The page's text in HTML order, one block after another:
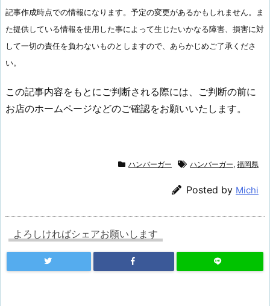
記事作成時点での情報になります。予定の変更があるかもしれません。ま
た提供している情報を使用した事によって生じたいかなる障害、損害に対
して一切の責任を負わないものとしますので、あらかじめご了承くださ
い。
この記事内容をもとにご判断される際には、ご判断の前に
お店のホームページなどのご確認をお願いいたします。
ハンバーガー ハンバーガー, 福岡県
Posted by Michi
よろしければシェアお願いします